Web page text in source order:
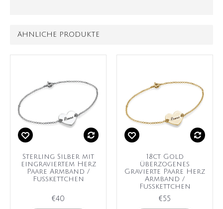
ÄHNLICHE PRODUKTE
Sterling Silber mit
eingraviertem Herz
Paare Armband /
Fußkettchen
€40
18ct Gold
überzogenes
Gravierte Paare Herz
Armband /
Fußkettchen
€55